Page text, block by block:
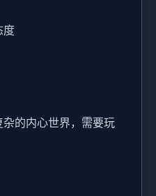
度
的内心世界，需要玩